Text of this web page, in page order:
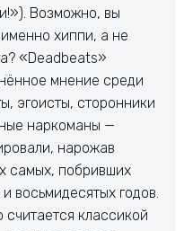
Возможно, вы
хиппи, а не
«Deadbeats»
мнение среди
эгоисты, сторонники
наркоманы —
нарожав
самых, побривших
восьмидесятых годов.
классикой